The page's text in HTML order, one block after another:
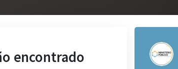
encontrado